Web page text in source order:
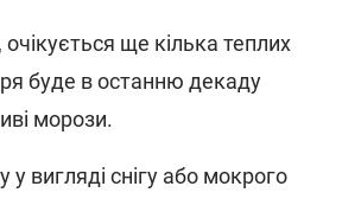
ще кілька теплих
буде в останню декаду
морози.
вигляді снігу або мокрого